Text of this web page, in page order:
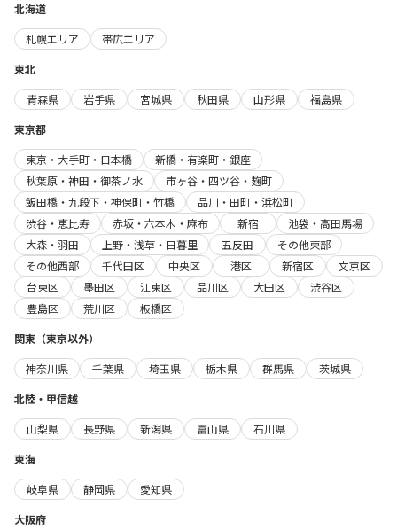
北海道
札幌エリア
帯広エリア
東北
青森県
岩手県 宮城県 秋田県 山形県
福島県
東京都
東京・大手町・日本橋
新橋・有楽町・銀座
秋葉原・神田・御茶ノ水
市ヶ谷・四ツ谷・麹町
飯田橋・九段下・神保町・竹橋
品川・田町・浜松町
渋谷・恵比寿
赤坂・六本木・麻布 新宿
池袋・高田馬場
大森・羽田
上野・浅草・日暮里 五反田
その他東部
その他西部
千代田区 中央区 港区 新宿区
文京区
台東区
墨田区 江東区 品川区 大田区
渋谷区
豊島区
荒川区
板橋区
関東（東京以外）
神奈川県
千葉県 埼玉県 栃木県 群馬県
茨城県
北陸・甲信越
山梨県
長野県 新潟県 富山県
石川県
東海
岐阜県
静岡県
愛知県
大阪府